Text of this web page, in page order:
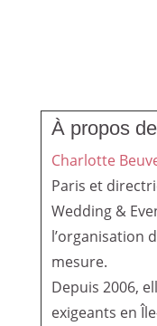
À propos
Charlotte
Paris et
Wedding &
l’organisation
mesure.
Depuis 2006,
exigeants en